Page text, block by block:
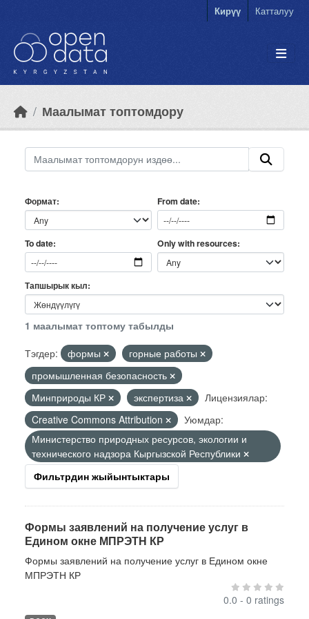
Кирүү Катталуу
Маалымат топтомдору
Формат From date
To date Only with resources
Тапшырык кыл
1 маалымат топтому табылды
Тэгдер:
формы
горные работы
промышленная безопасность
Минприроды КР
экспертиза
Лицензиялар:
Creative Commons Attribution
Уюмдар:
Министерство природных ресурсов, экологии и
технического надзора Кыргызской Республики
Фильтрдин жыйынтыктары
Формы заявлений на получение услуг в
Едином окне МПРЭТН КР
Формы заявлений на получение услуг в Едином окне
МПРЭТН КР
0.0 - 0 ratings